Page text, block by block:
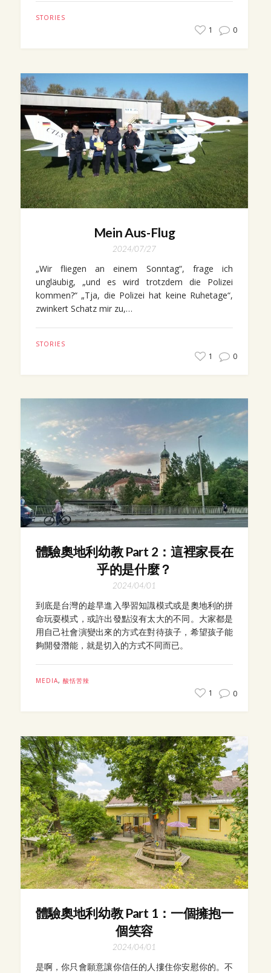
STORIES
1 0
Mein Aus-Flug
2024/07/27
„Wir fliegen an einem Sonntag“, frage ich
ungläubig, „und es wird trotzdem die Polizei
kommen?“ „Tja, die Polizei hat keine Ruhetage“,
zwinkert Schatz mir zu,…
STORIES
1 0
體驗奧地利幼教 Part 2：這裡家長在
乎的是什麼？
2024/04/01
到底是台灣的趁早進入學習知識模式或是奧地利的拼
命玩耍模式，或許出發點沒有太大的不同。大家都是
用自己社會演變出來的方式在對待孩子，希望孩子能
夠開發潛能，就是切入的方式不同而已。
MEDIA, 酸恬苦辣
1 0
體驗奧地利幼教 Part 1：一個擁抱一
個笑容
2024/04/01
是啊，你只會願意讓你信任的人摟住你安慰你的。不